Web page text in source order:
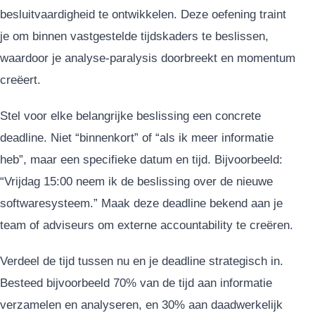
besluitvaardigheid te ontwikkelen. Deze oefening traint
je om binnen vastgestelde tijdskaders te beslissen,
waardoor je analyse-paralysis doorbreekt en momentum
creëert.
Stel voor elke belangrijke beslissing een concrete
deadline. Niet “binnenkort” of “als ik meer informatie
heb”, maar een specifieke datum en tijd. Bijvoorbeeld:
“Vrijdag 15:00 neem ik de beslissing over de nieuwe
softwaresysteem.” Maak deze deadline bekend aan je
team of adviseurs om externe accountability te creëren.
Verdeel de tijd tussen nu en je deadline strategisch in.
Besteed bijvoorbeeld 70% van de tijd aan informatie
verzamelen en analyseren, en 30% aan daadwerkelijk